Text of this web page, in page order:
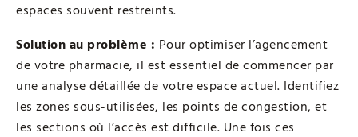
espaces souvent restreints.
Solution au problème : Pour optimiser l’agencement
de votre pharmacie, il est essentiel de commencer par
une analyse détaillée de votre espace actuel. Identifiez
les zones sous-utilisées, les points de congestion, et
les sections où l’accès est difficile. Une fois ces